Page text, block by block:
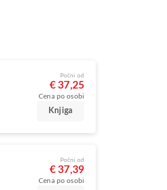
Počni od
€ 37,25
Cena po osobi
Knjiga
Počni od
€ 37,39
Cena po osobi